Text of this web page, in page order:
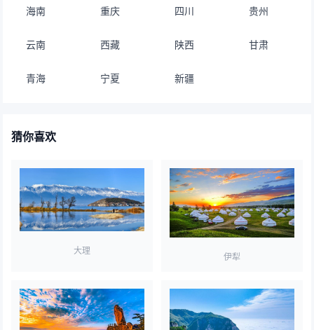
海南 重庆 四川 贵州
云南 西藏 陕西 甘肃
青海 宁夏 新疆
猜你喜欢
大理
伊犁